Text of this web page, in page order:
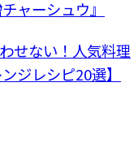
ャーシュウ』